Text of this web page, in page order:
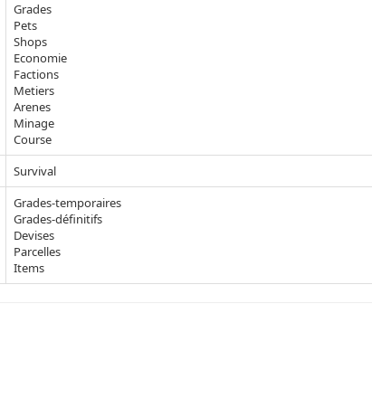
Grades
Pets
Shops
Economie
Factions
Metiers
Arenes
Minage
Course
Survival
Grades-temporaires
Grades-définitifs
Devises
Parcelles
Items